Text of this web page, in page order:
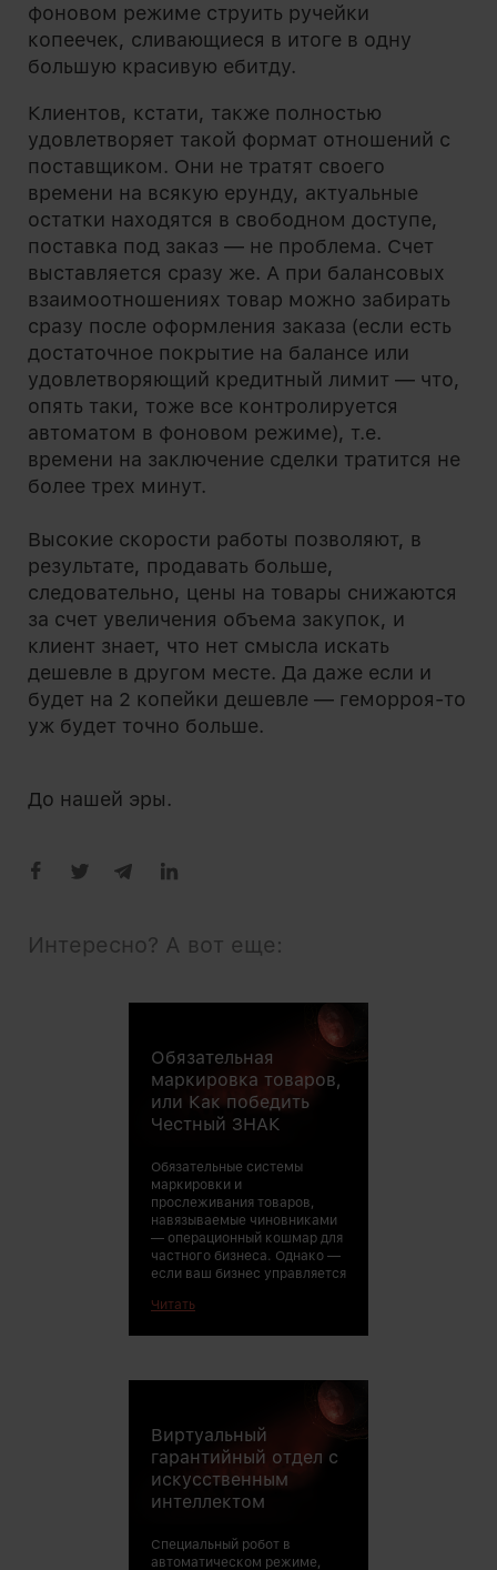
фоновом режиме струить ручейки
копеечек, сливающиеся в итоге в одну
большую красивую ебитду.
Клиентов, кстати, также полностью
удовлетворяет такой формат отношений с
поставщиком. Они не тратят своего
времени на всякую ерунду, актуальные
остатки находятся в свободном доступе,
поставка под заказ — не проблема. Счет
выставляется сразу же. А при балансовых
взаимоотношениях товар можно забирать
сразу после оформления заказа (если есть
достаточное покрытие на балансе или
удовлетворяющий кредитный лимит — что,
опять таки, тоже все контролируется
автоматом в фоновом режиме), т.е.
времени на заключение сделки тратится не
более трех минут.
Высокие скорости работы позволяют, в
результате, продавать больше,
следовательно, цены на товары снижаются
за счет увеличения объема закупок, и
клиент знает, что нет смысла искать
дешевле в другом месте. Да даже если и
будет на 2 копейки дешевле — геморроя-то
уж будет точно больше.
До нашей эры.
Интересно? А вот еще:
Обязательная
маркировка товаров,
или Как победить
Честный ЗНАК
Обязательные системы
маркировки и
прослеживания товаров,
навязываемые чиновниками
— операционный кошмар для
частного бизнеса. Однако —
если ваш бизнес управляется
Читать
Виртуальный
гарантийный отдел с
искусственным
интеллектом
Специальный робот в
автоматическом режиме,